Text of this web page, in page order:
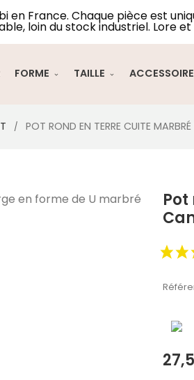
en France. Chaque pièce est
loin du stock industriel. Lore
FORME TAILLE
POT ROND EN TERRE CUITE